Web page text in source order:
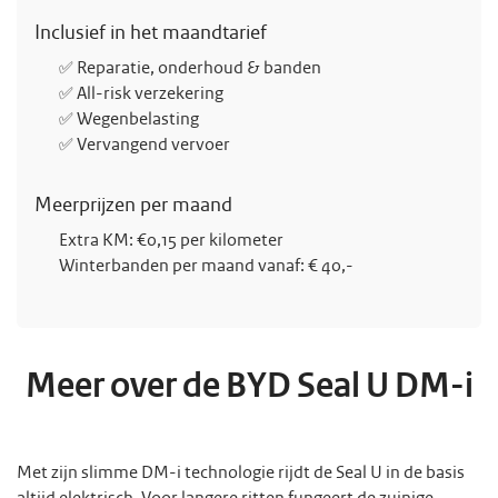
Inclusief in het maandtarief
✅ Reparatie, onderhoud & banden
✅ All-risk verzekering
✅ Wegenbelasting
✅ Vervangend vervoer
Meerprijzen per maand
Extra KM: €0,15 per kilometer
Winterbanden per maand vanaf: € 40,-
Meer over de BYD Seal U DM-i
Met zijn slimme DM-i technologie rijdt de Seal U in de basis